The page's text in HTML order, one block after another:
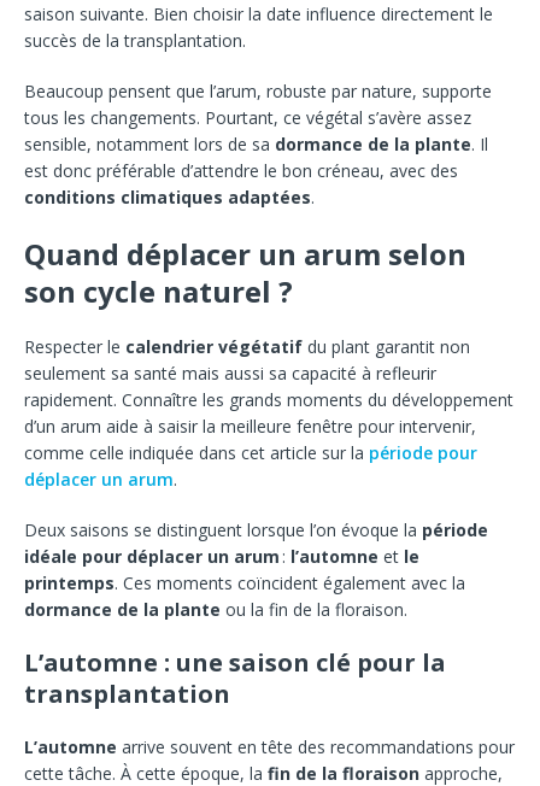
saison suivante. Bien choisir la date influence directement le
succès de la transplantation.
Beaucoup pensent que l’arum, robuste par nature, supporte
tous les changements. Pourtant, ce végétal s’avère assez
sensible, notamment lors de sa dormance de la plante. Il
est donc préférable d’attendre le bon créneau, avec des
conditions climatiques adaptées.
Quand déplacer un arum selon
son cycle naturel ?
Respecter le calendrier végétatif du plant garantit non
seulement sa santé mais aussi sa capacité à refleurir
rapidement. Connaître les grands moments du développement
d’un arum aide à saisir la meilleure fenêtre pour intervenir,
comme celle indiquée dans cet article sur la période pour
déplacer un arum.
Deux saisons se distinguent lorsque l’on évoque la période
idéale pour déplacer un arum : l’automne et le
printemps. Ces moments coïncident également avec la
dormance de la plante ou la fin de la floraison.
L’automne : une saison clé pour la
transplantation
L’automne arrive souvent en tête des recommandations pour
cette tâche. À cette époque, la fin de la floraison approche,